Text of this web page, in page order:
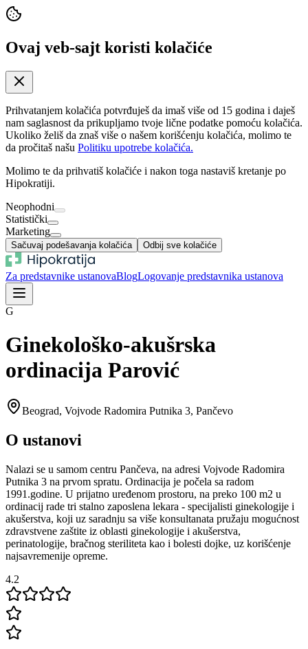
Ovaj veb-sajt koristi kolačiće
Prihvatanjem kolačića potvrđuješ da imaš više od 15 godina i daješ
nam saglasnost da prikupljamo tvoje lične podatke pomoću kolačića.
Ukoliko želiš da znaš više o našem korišćenju kolačića, molimo te
da pročitaš našu Politiku upotrebe kolačića.
Molimo te da prihvatiš kolačiće i nakon toga nastaviš kretanje po
Hipokratiji.
Neophodni
Statistički
Marketing
Sačuvaj podešavanja kolačića Odbij sve kolačiće
Za predstavnike ustanovaBlogLogovanje predstavnika ustanova
G
Ginekološko-akušrska
ordinacija Parović
Beograd, Vojvode Radomira Putnika 3, Pančevo
O ustanovi
Nalazi se u samom centru Pančeva, na adresi Vojvode Radomira
Putnika 3 na prvom spratu. Ordinacija je počela sa radom
1991.godine. U prijatno uređenom prostoru, na preko 100 m2 u
ordinacij rade tri stalno zaposlena lekara - specijalisti ginekologije i
akušerstva, koji uz saradnju sa više konsultanata pružaju mogućnost
zdravstvene zaštite iz oblasti ginekologije i akušerstva,
perinatologije, bračnog steriliteta kao i bolesti dojke, uz korišćenje
najsavremenije opreme.
4.2